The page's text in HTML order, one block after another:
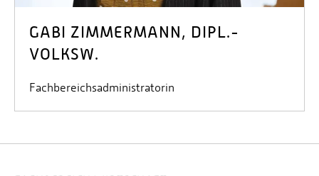
GABI ZIMMERMANN, DIPL.-
VOLKSW.
Fachbereichsadministratorin